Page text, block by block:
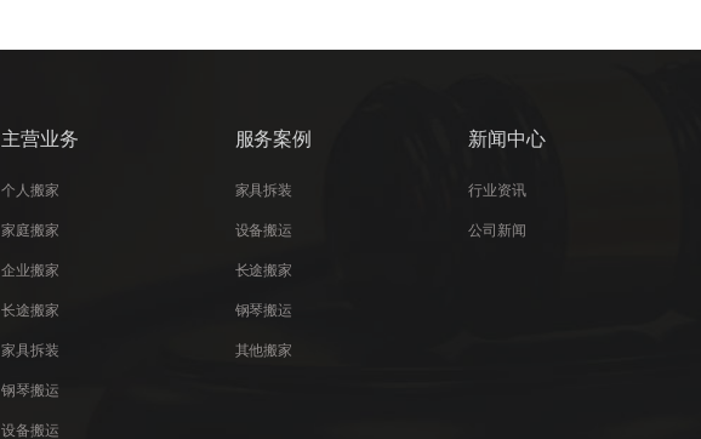
主营业务
个人搬家
家庭搬家
企业搬家
长途搬家
家具拆装
钢琴搬运
设备搬运
服务案例
家具拆装
设备搬运
长途搬家
钢琴搬运
其他搬家
新闻中心
行业资讯
公司新闻